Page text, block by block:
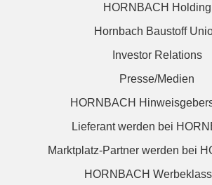
HORNBACH Holding
Hornbach Baustoff
Investor Relations
Presse/Medien
HORNBACH
Lieferant werden bei
Marktplatz-Partner werden bei
HORNBACH